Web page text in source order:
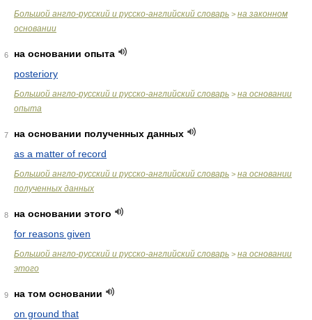
Большой англо-русский и русско-английский словарь > на законном
основании
6
на основании опыта
posteriory
Большой англо-русский и русско-английский словарь > на основании
опыта
7
на основании полученных данных
as a matter of record
Большой англо-русский и русско-английский словарь > на основании
полученных данных
8
на основании этого
for reasons given
Большой англо-русский и русско-английский словарь > на основании
этого
9
на том основании
on ground that